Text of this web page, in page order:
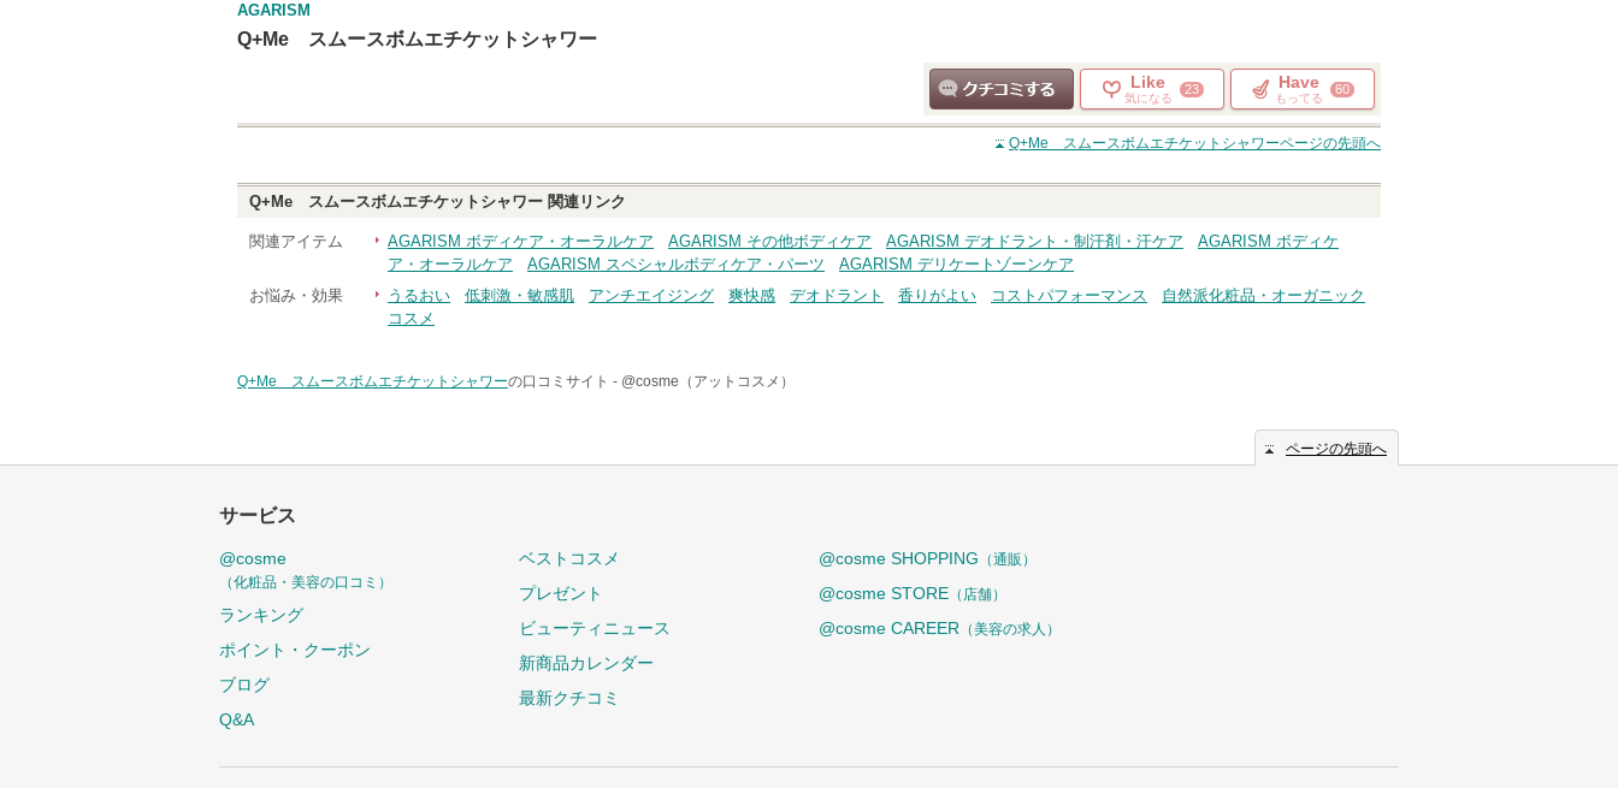
AGARISM
Q+Me スムースボムエチケットシャワー
クチコミする
Like
気になる
23 Have
もってる
60
Q+Me スムースボムエチケットシャワーページの先頭へ
Q+Me スムースボムエチケットシャワー 関連リンク
関連アイテム AGARISM ボディケア・オーラルケア AGARISM その他ボディケア AGARISM デオドラント・制汗剤・汗ケア
AGARISM ボディケ
ア・オーラルケア
AGARISM スペシャルボディケア・パーツ
AGARISM デリケートゾーンケア
お悩み・効果
うるおい 低刺激・敏感肌 アンチエイジング 爽快感 デオドラント 香りがよい コストパフォーマンス
自然派化粧品・オーガニック
コスメ
Q+Me スムースボムエチケットシャワーの口コミサイト - @cosme（アットコスメ）
ページの先頭へ
サービス
@cosme
（化粧品・美容の口コミ）
ランキング
ポイント・クーポン
ブログ
Q&A
ベストコスメ
プレゼント
ビューティニュース
新商品カレンダー
最新クチコミ
@cosme SHOPPING （通販）
@cosme STORE （店舗）
@cosme CAREER （美容の求人）